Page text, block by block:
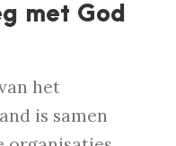
met God
het
is samen